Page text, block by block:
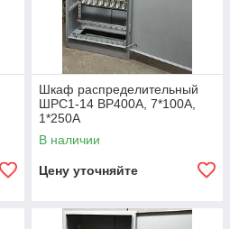
Шкаф распределительный
ШРС1-14 ВР400А, 7*100А,
1*250А
В наличии
Цену уточняйте